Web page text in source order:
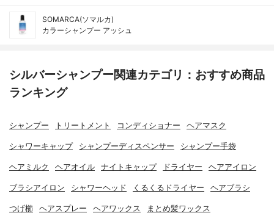
SOMARCA(ソマルカ)
カラーシャンプー アッシュ
シルバーシャンプー関連カテゴリ：おすすめ商品
ランキング
シャンプー トリートメント コンディショナー ヘアマスク
シャワーキャップ シャンプーディスペンサー シャンプー手袋
ヘアミルク ヘアオイル ナイトキャップ ドライヤー ヘアアイロン
ブラシアイロン シャワーヘッド くるくるドライヤー ヘアブラシ
つげ櫛 ヘアスプレー ヘアワックス まとめ髪ワックス